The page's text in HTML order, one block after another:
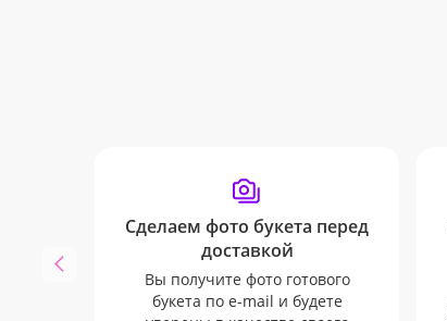
Сделаем фото букета перед
доставкой
Вы получите фото готового
букета по e-mail и будете